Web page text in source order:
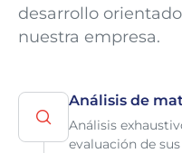
desarrollo
nuestra empresa.
Análisis de
Análisis
evaluación de